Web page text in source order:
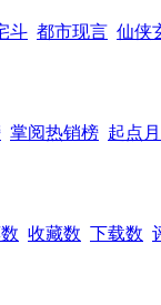
斗 都市现言 仙侠
掌阅热销榜 起点
收藏数 下载数